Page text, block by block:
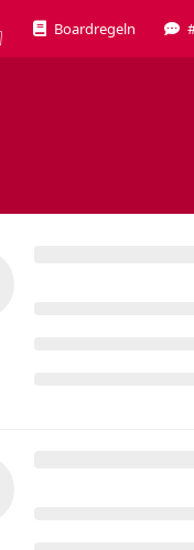
Boardregeln